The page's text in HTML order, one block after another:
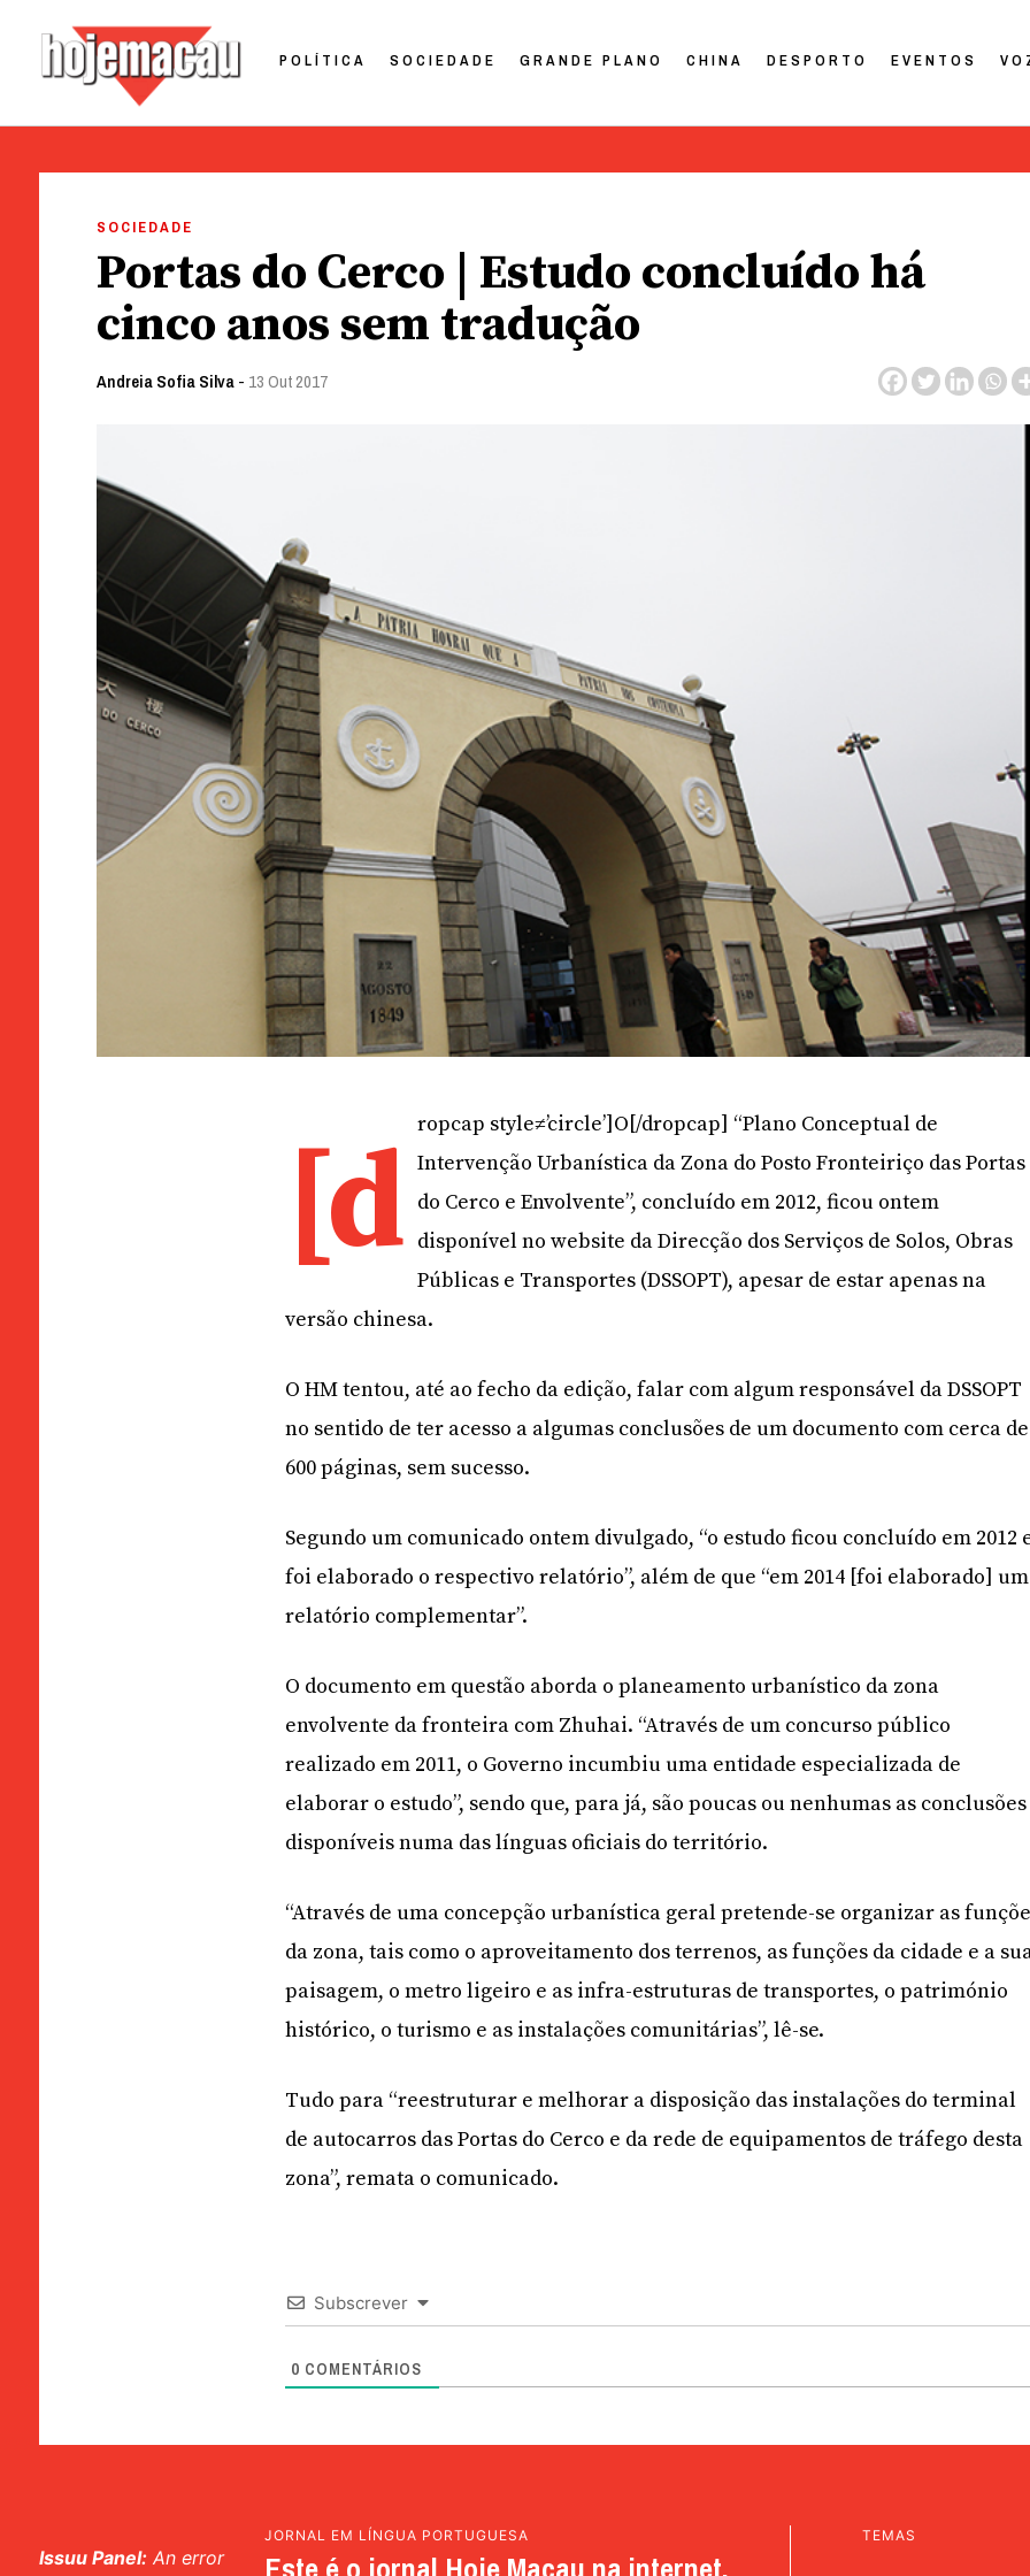
POLÍTICA SOCIEDADE GRANDE PLANO CHINA DESPORTO EVENTOS
SOCIEDADE
Portas do Cerco | Estudo concluído há
cinco anos sem tradução
Andreia Sofia Silva- 13 Out 2017
[d ropcap style≠’circle’]O[/dropcap] “Plano Conceptual de
Intervenção Urbanística da Zona do Posto Fronteiriço das Portas
do Cerco e Envolvente”, concluído em 2012, ficou ontem
disponível no website da Direcção dos Serviços de Solos, Obras
Públicas e Transportes (DSSOPT), apesar de estar apenas na
versão chinesa.
O HM tentou, até ao fecho da edição, falar com algum responsável da DSSOPT
no sentido de ter acesso a algumas conclusões de um documento com cerca de
600 páginas, sem sucesso.
Segundo um comunicado ontem divulgado, “o estudo ficou concluído em 2012
foi elaborado o respectivo relatório”, além de que “em 2014 [foi elaborado] um
relatório complementar”.
O documento em questão aborda o planeamento urbanístico da zona
envolvente da fronteira com Zhuhai. “Através de um concurso público
realizado em 2011, o Governo incumbiu uma entidade especializada de
elaborar o estudo”, sendo que, para já, são poucas ou nenhumas as conclusões
disponíveis numa das línguas oficiais do território.
“Através de uma concepção urbanística geral pretende-se organizar as
da zona, tais como o aproveitamento dos terrenos, as funções da cidade e a
paisagem, o metro ligeiro e as infra-estruturas de transportes, o património
histórico, o turismo e as instalações comunitárias”, lê-se.
Tudo para “reestruturar e melhorar a disposição das instalações do terminal
de autocarros das Portas do Cerco e da rede de equipamentos de tráfego desta
zona”, remata o comunicado.
Subscrever
0 COMENTÁRIOS
Issuu Panel: An error
JORNAL EM LÍNGUA PORTUGUESA TEMAS